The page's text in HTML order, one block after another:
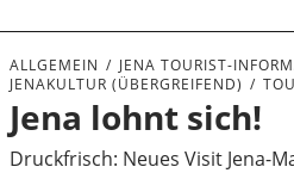
ALLGEMEIN
JENA TOURIST-
JENAKULTUR (ÜBERGREIFEND)
Jena lohnt sich!
Druckfrisch: Neues Visit Jena-